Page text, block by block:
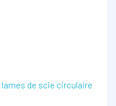
lames de scie circulaire